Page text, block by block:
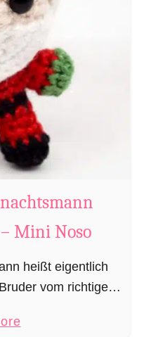
i
g
u
r
u
m
i
B
i
e
r
ä
k
Mini Noso
heißt eigentlich
vom richtigen
knacken der
a